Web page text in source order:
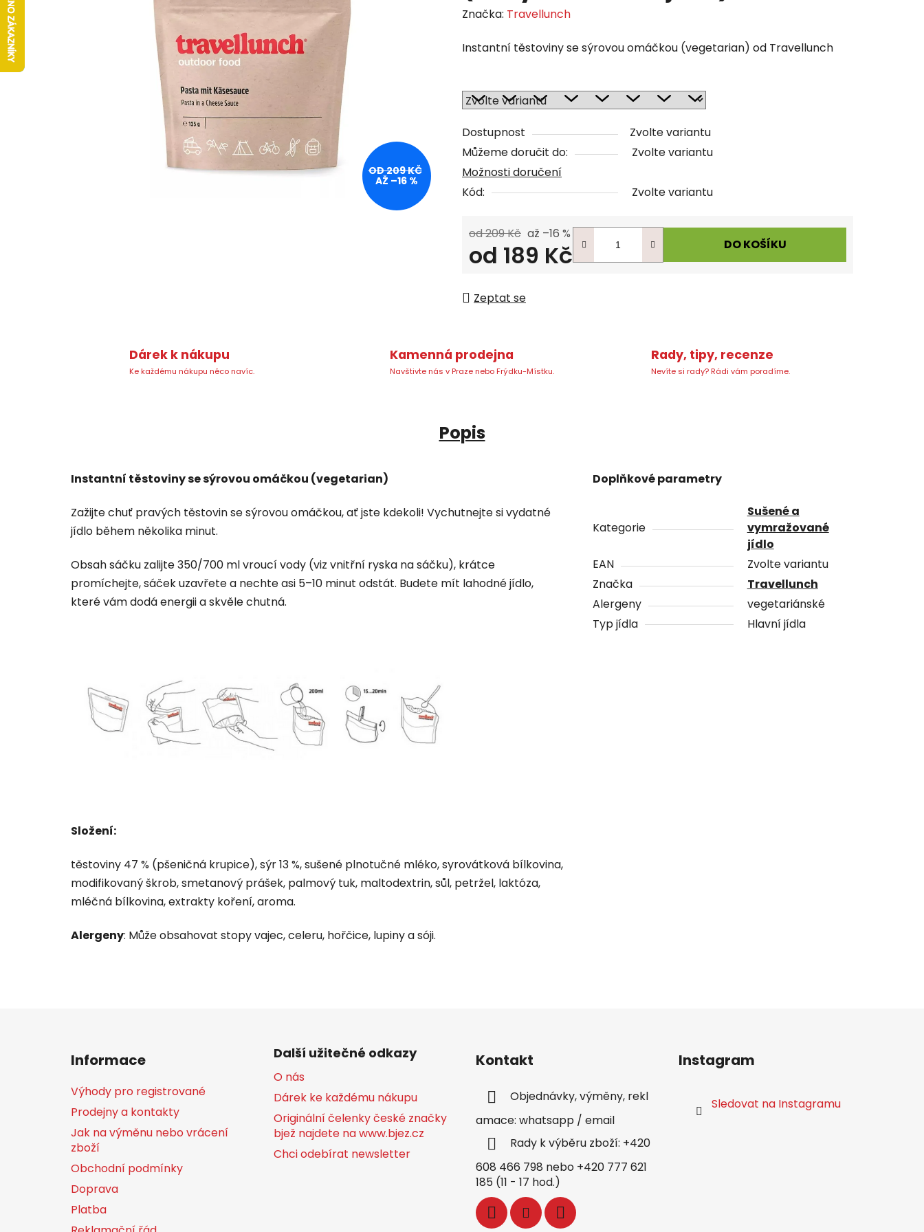
Značka: Travellunch
Instantní těstoviny se sýrovou omáčkou (vegetarian) od Travellunch
Dostupnost
Zvolte variantu
Můžeme doručit do:
Zvolte variantu
Možnosti doručení
Kód:
Zvolte variantu
od 209 Kč až –16 %
od 189 Kč DO KOŠÍKU
Zeptat se
OD 209 KČ
AŽ –16 %
Dárek k nákupu
Ke každému nákupu něco navíc.
Kamenná prodejna
Navštivte nás v Praze nebo Frýdku-Místku.
Rady, tipy, recenze
Nevíte si rady? Rádi vám poradíme.
Popis
Instantní těstoviny se sýrovou omáčkou (vegetarian)
Zažijte chuť pravých těstovin se sýrovou omáčkou, ať jste kdekoli! Vychutnejte si vydatné
jídlo během několika minut.
Obsah sáčku zalijte 350/700 ml vroucí vody (viz vnitřní ryska na sáčku), krátce
promíchejte, sáček uzavřete a nechte asi 5–10 minut odstát. Budete mít lahodné jídlo,
které vám dodá energii a skvěle chutná.
Složení:
těstoviny 47 % (pšeničná krupice), sýr 13 %, sušené plnotučné mléko, syrovátková bílkovina,
modifikovaný škrob, smetanový prášek, palmový tuk, maltodextrin, sůl, petržel, laktóza,
mléčná bílkovina, extrakty koření, aroma.
Alergeny: Může obsahovat stopy vajec, celeru, hořčice, lupiny a sóji.
Doplňkové parametry
Kategorie
Sušené a
vymražované
jídlo
EAN
Zvolte variantu
Značka
Travellunch
Alergeny
vegetariánské
Typ jídla
Hlavní jídla
Informace
Výhody pro registrované
Prodejny a kontakty
Jak na výměnu nebo vrácení
zboží
Obchodní podmínky
Doprava
Platba
Další užitečné odkazy
O nás
Dárek ke každému nákupu
Originální čelenky české značky
bjež najdete na www.bjez.cz
Chci odebírat newsletter
Kontakt
Objednávky, výměny, rekl
amace: whatsapp / email
Rady k výběru zboží: +420
608 466 798 nebo +420 777 621
185 (11 - 17 hod.)
Instagram
Sledovat na Instagramu